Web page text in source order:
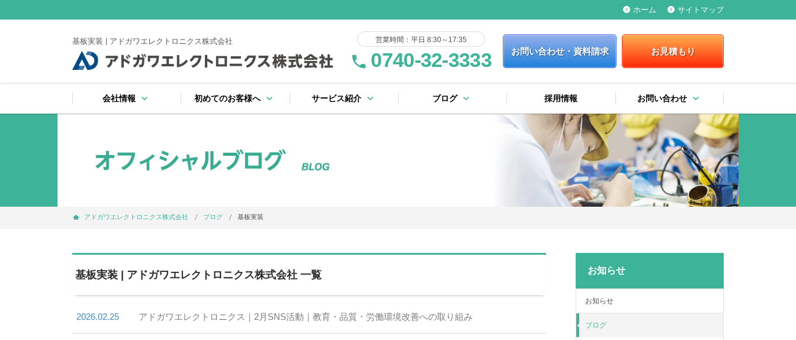
keyboard_arrow_right ホーム keyboard_arrow_right サイトマップ
基板実装 | アドガワエレクトロニクス株式会社 営業時間：平日 8:30～17:35
phone 0740-32-3333 お問い合わせ・資料請求 お見積もり
会社情報 keyboard_arrow_down 初めてのお客様へ keyboard_arrow_down サービス紹介 keyboard_arrow_down ブログ keyboard_arrow_down 採用情報 お問い合わせ keyboard_arrow_down
keyboard_arrow_rightお問い合わせ・資料請求
keyboard_arrow_rightお見積もり
keyboard_arrow_right弊社への提案
アドガワエレクトロニクス株式会社 ブログ 基板実装
基板実装 | アドガワエレクトロニクス株式会社 一覧
2026.02.25 アドガワエレクトロニクス｜2月SNS活動｜教育・品質・労働環境改善への取り組み
お知らせ
お知らせ
ブログ